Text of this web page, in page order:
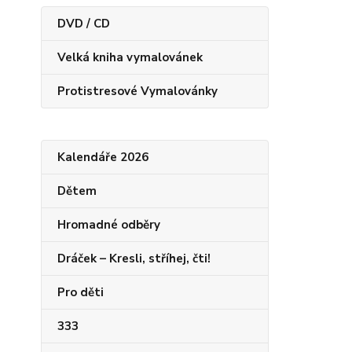
DVD / CD
Velká kniha vymalovánek
Protistresové Vymalovánky
Kalendáře 2026
Dětem
Hromadné odběry
Dráček – Kresli, stříhej, čti!
Pro děti
333